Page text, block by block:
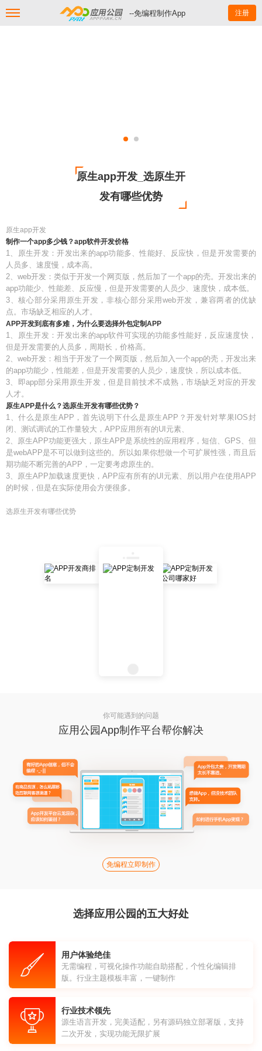
--免编程制作App 注册
原生app开发_选原生开
发有哪些优势
原生app开发
制作一个app多少钱？app软件开发价格
1、原生开发：开发出来的app功能多、性能好、反应快，但是开发需要的
人员多、速度慢，成本高。
2、web开发：类似于开发一个网页版，然后加了一个app的壳。开发出来的
app功能少、性能差、反应慢，但是开发需要的人员少、速度快，成本低。
3、核心部分采用原生开发，非核心部分采用web开发，兼容两者的优缺
点。市场缺乏相应的人才。
APP开发到底有多难，为什么要选择外包定制APP
1、原生开发：开发出来的app软件可实现的功能多性能好，反应速度快，
但是开发需要的人员多，周期长，价格高。
2、web开发：相当于开发了一个网页版，然后加入一个app的壳，开发出来
的app功能少，性能差，但是开发需要的人员少，速度快，所以成本低。
3、即app部分采用原生开发，但是目前技术不成熟，市场缺乏对应的开发
人才。
原生APP是什么？选原生开发有哪些优势？
1、什么是原生APP，首先说明下什么是原生APP？开发针对苹果IOS封
闭、测试调试的工作量较大，APP应用所有的UI元素、
2、原生APP功能更强大，原生APP是系统性的应用程序，短信、GPS、但
是webAPP是不可以做到这些的。所以如果你想做一个可扩展性强，而且后
期功能不断完善的APP，一定要考虑原生的。
3、原生APP加载速度更快，APP应有所有的UI元素、所以用户在使用APP
的时候，但是在实际使用会方便很多。
选原生开发有哪些优势
你可能遇到的问题
应用公园App制作平台帮你解决
免编程立即制作
选择应用公园的五大好处
用户体验绝佳
无需编程，可视化操作功能自助搭配，个性化编辑排
版。行业主题模板丰富，一键制作
行业技术领先
源生语言开发，完美适配，另有源码独立部署版，支持
二次开发，实现功能无限扩展